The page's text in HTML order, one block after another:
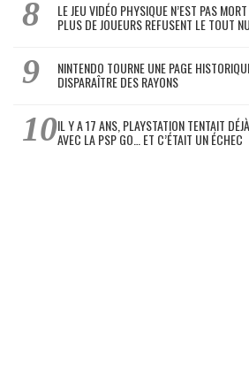
LE JEU VIDÉO PHYSIQUE N’EST PAS
PLUS DE JOUEURS REFUSENT LE TOUT
NINTENDO TOURNE UNE PAGE
DISPARAÎTRE DES RAYONS
IL Y A 17 ANS, PLAYSTATION TENTAIT
AVEC LA PSP GO… ET C’ÉTAIT UN ÉCHEC